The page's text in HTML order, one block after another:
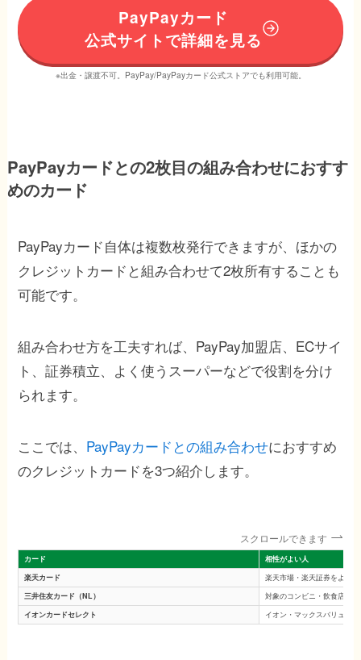
PayPayカード
公式サイトで詳細を見る
※出金・譲渡不可。PayPay/PayPayカード公式ストアでも利用可能。
PayPayカードとの2枚目の組み合わせにおすす
めのカード
PayPayカード自体は複数枚発行できますが、ほかの
クレジットカードと組み合わせて2枚所有することも
可能です。
組み合わせ方を工夫すれば、PayPay加盟店、ECサイ
ト、証券積立、よく使うスーパーなどで役割を分け
られます。
ここでは、 PayPayカードとの組み合わせにおすすめ
のクレジットカードを3つ紹介します。
スクロールできます
カード
相性がよい人
楽天カード
楽天市場・楽天証券をよく
三井住友カード（NL）
対象のコンビニ・飲食店を
イオンカードセレクト
イオン・マックスバリュな